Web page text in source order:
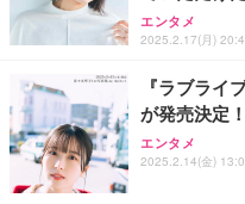
能 人間工学 椅
レスト 3Dヘッ
務用 おしゃ
￥7,680
ANDWINT オ
ッシュ 通気性
ス圧無段階昇
ort/VGA スピ
応
￥15,800
【MiniLED/
HOOTER
グモニター
超厚型 お徳用
￥3,670
アイリスオー
ュラー 200枚
エンタメ
2025.2.17(月)
『ラブライ
が発売決定
エンタメ
2025.2.14(金)